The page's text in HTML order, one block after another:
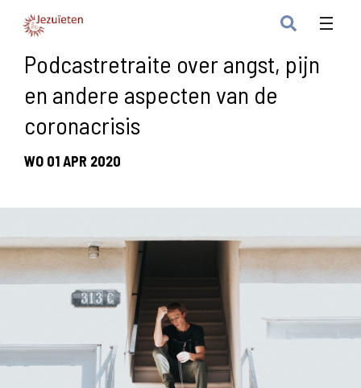
Podcastretraite over angst, pijn
en andere aspecten van de
coronacrisis
WO 01 APR 2020